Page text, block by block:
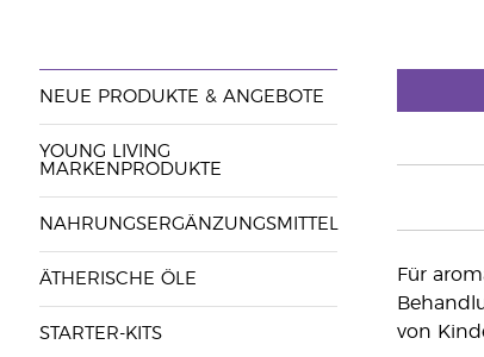
NEUE PRODUKTE & ANGEBOTE
YOUNG LIVING
MARKENPRODUKTE
NAHRUNGSERGÄNZUNGSMITTEL
ÄTHERISCHE ÖLE
STARTER-KITS
Für
von